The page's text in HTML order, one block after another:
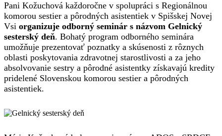
Pani Kožuchová každoročne v spolupráci s Regionálnou
komorou sestier a pôrodných asistentiek v Spišskej Novej
Vsi organizuje odborný seminár s názvom Gelnický
sesterský deň. Bohatý program odborného seminára
umožňuje prezentovať poznatky a skúsenosti z rôznych
oblasti poskytovania zdravotnej starostlivosti a za jeho
absolvovanie sestry a pôrodné asistentky získavajú kredity
pridelené Slovenskou komorou sestier a pôrodných
asistentiek.